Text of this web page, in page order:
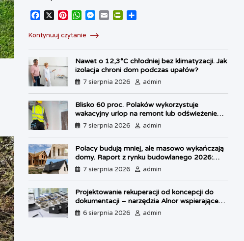
c
o
o
k
X
P
n
t
W
a
A
p
p
M
s
n
g
e
r
F
r
i
e
n
d
l
Kontynuuj czytanie
Nawet o 12,3°C chłodniej bez klimatyzacji. Jak
izolacja chroni dom podczas upałów?
7 sierpnia 2026 admin
Blisko 60 proc. Polaków wykorzystuje
wakacyjny urlop na remont lub odświeżenie
własnego lokum
7 sierpnia 2026 admin
Polacy budują mniej, ale masowo wykańczają
domy. Raport z rynku budowlanego 2026:
kryzys w OZE i boom na dachy
7 sierpnia 2026 admin
Projektowanie rekuperacji od koncepcji do
dokumentacji – narzędzia Alnor wspierające
każdy etap pracy
6 sierpnia 2026 admin